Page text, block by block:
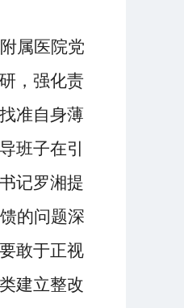
属医院党
，强化责
准自身薄
班子在引
记罗湘提
的问题深
敢于正视
建立整改